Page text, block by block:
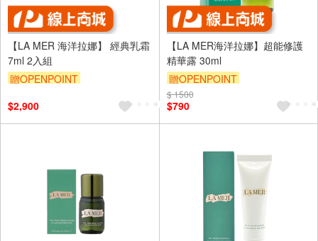
【LA MER 海洋拉娜】 經典乳霜
7ml 2入組
贈OPENPOINT
$2,900
【LA MER海洋拉娜】超能修護
精華露 30ml
贈OPENPOINT
訂單滿 2000 元折抵 100元
（運費不算在 2000 元的範圍
內）
$ 1500
$790